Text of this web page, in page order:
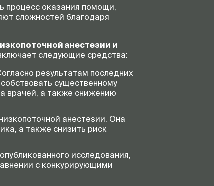
процесс оказания помощи,
сложностей благодаря
анестезии и
следующие средства:
результатам последних
существенному
врачей, а также снижению
анестезии. Она
а также снизить риск
исследования,
с конкурирующими